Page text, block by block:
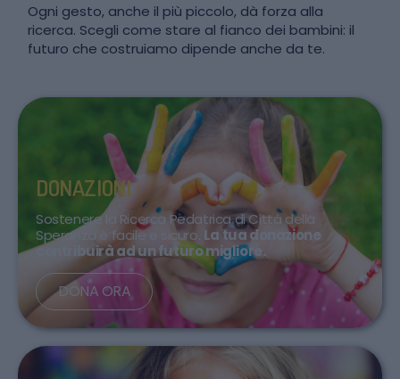
Ogni gesto, anche il più piccolo, dà forza alla
ricerca. Scegli come stare al fianco dei bambini: il
futuro che costruiamo dipende anche da te.
DONAZIONI
Sostenere la Ricerca Pedatrica di Città della
Speranza è facile e sicuro. La tua donazione
contribuirà ad un futuro migliore.
DONA ORA